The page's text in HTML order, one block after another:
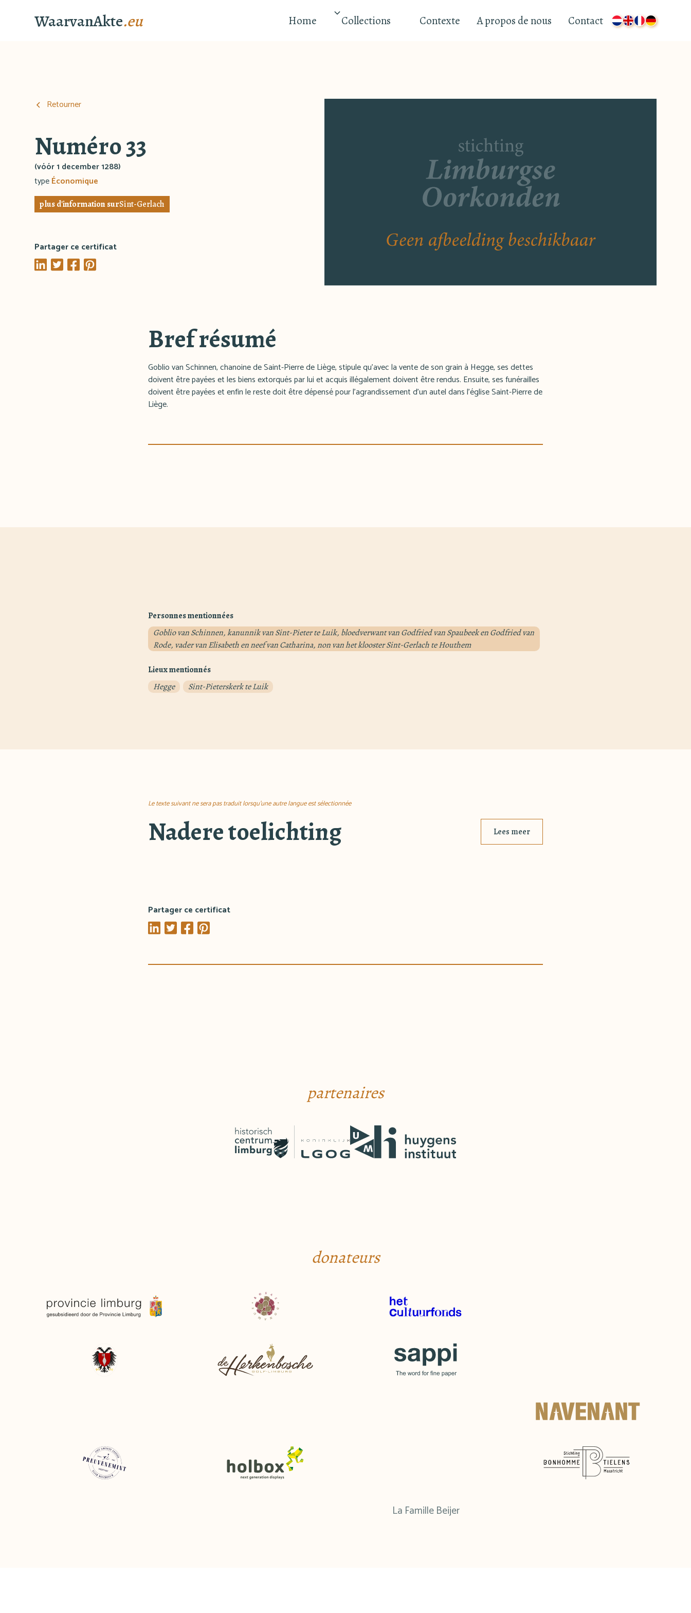
WaarvanAkte.eu Home Collections Contexte A propos de nous Contact
Retourner
Numéro 33
(vóór 1 december 1288)
typeÉconomique
plus d'information surSint-Gerlach
Partager ce certificat
Bref résumé
Goblio van Schinnen, chanoine de Saint-Pierre de Liège, stipule qu'avec la vente de son grain à Hegge, ses dettes
doivent être payées et les biens extorqués par lui et acquis illégalement doivent être rendus. Ensuite, ses funérailles
doivent être payées et enfin le reste doit être dépensé pour l'agrandissement d'un autel dans l'église Saint-Pierre de
Liège.
Personnes mentionnées
Goblio van Schinnen, kanunnik van Sint-Pieter te Luik, bloedverwant van Godfried van Spaubeek en Godfried van
Rode, vader van Elisabeth en neef van Catharina, non van het klooster Sint-Gerlach te Houthem
Lieux mentionnés
Hegge
Sint-Pieterskerk te Luik
Le texte suivant ne sera pas traduit lorsqu'une autre langue est sélectionnée
Nadere toelichting Lees meer
Partager ce certificat
partenaires
donateurs
La Famille Beijer